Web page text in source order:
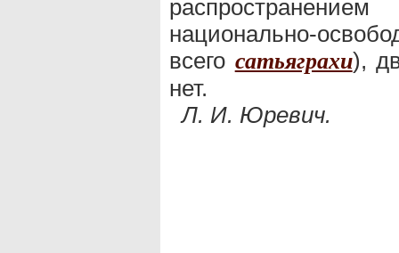
национально-
всего сатьяграхи),
нет.
Л. И. Юревич.